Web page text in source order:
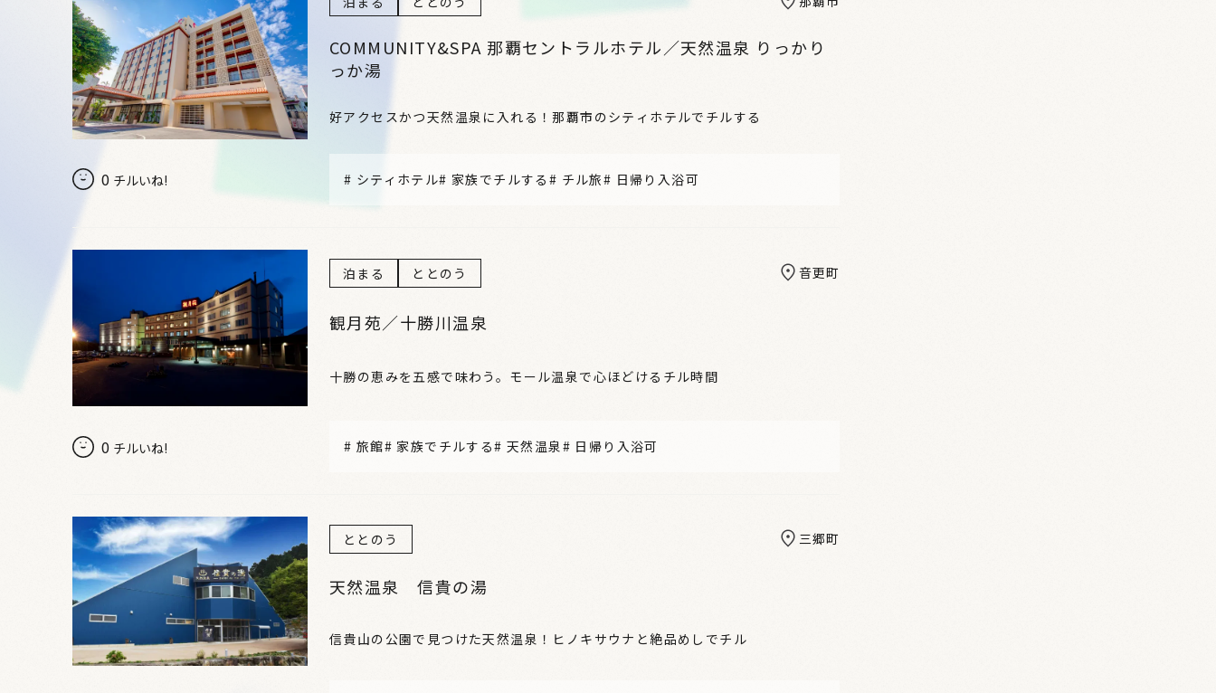
COMMUNITY&SPA 那覇セントラルホテル／天然温泉 りっかり
っか湯
0 チルいね!
好アクセスかつ天然温泉に入れる！那覇市のシティホテルでチルする
# シティホテル# 家族でチルする # チル旅# 日帰り入浴可
泊まる ととのう 音更町
観月苑／十勝川温泉
0 チルいね!
十勝の恵みを五感で味わう。モール温泉で心ほどけるチル時間
# 旅館#家族でチルする#天然温泉# 日帰り入浴可
ととのう 三郷町
天然温泉 信貴の湯
信貴山の公園で見つけた天然温泉！ヒノキサウナと絶品めしでチル